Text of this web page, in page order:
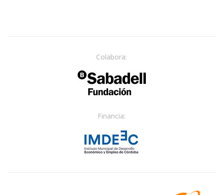
Colabora:
Financia: